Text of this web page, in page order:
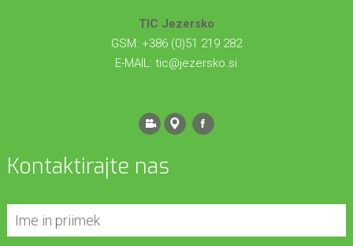
TIC Jezersko
GSM: +386 (0)51 219 282
E-MAIL:tic@jezersko.si
Kontaktirajte nas